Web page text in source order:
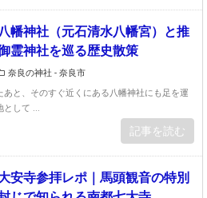
幡神社（元石清水八幡宮）と推
霊神社を巡る歴史散策
奈良の神社 - 奈良市
あと、そのすぐ近くにある八幡神社にも足を運
として ...
記事を読む
安寺参拝レポ｜馬頭観音の特別